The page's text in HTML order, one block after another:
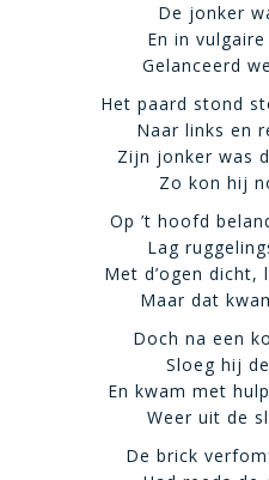
De jonker
En in
Gelanceerd
Het paard stond
Naar links en
Zijn jonker was
Zo kon hij
Op ’t hoofd
Lag
Met d’ogen dicht,
Maar dat
Doch na een
Sloeg hij
En kwam met
Weer uit de
De brick